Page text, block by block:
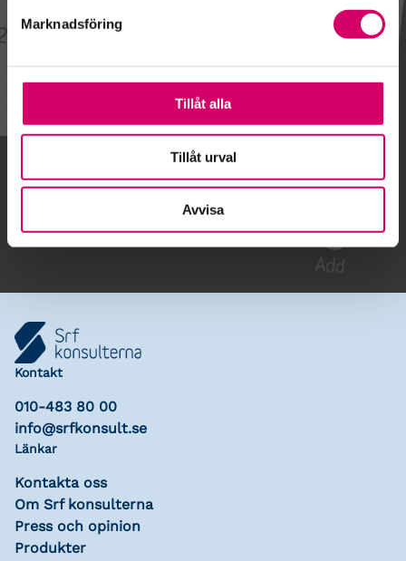
Marknadsföring
Tillåt alla
Tillåt urval
Avvisa
Gå till kalendariet
Lägg till i kalender
Kontakt
010-483 80 00
info@srfkonsult.se
Länkar
Kontakta oss
Om Srf konsulterna
Press och opinion
Produkter